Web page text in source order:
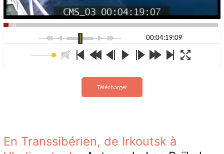
00:04:19:09
Télécharger
En Transsibérien, de Irkoutsk à